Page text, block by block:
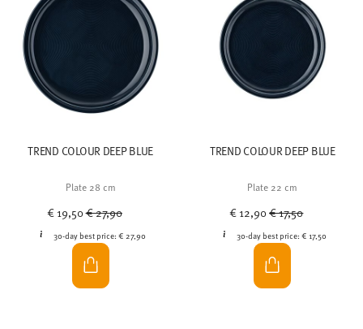
TREND COLOUR DEEP BLUE
Plate 28 cm
€ 19,50Price reduced from
€ 27,90
30-day best price: € 27,90
TREND COLOUR DEEP BLUE
Plate 22 cm
€ 12,90Price reduced from
€ 17,50
30-day best price: € 17,50